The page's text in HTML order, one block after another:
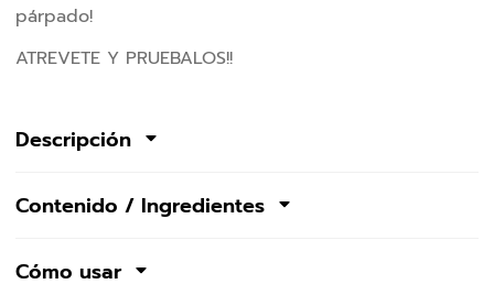
párpado!
ATREVETE Y PRUEBALOS!!
Descripción
Contenido / Ingredientes
Cómo usar